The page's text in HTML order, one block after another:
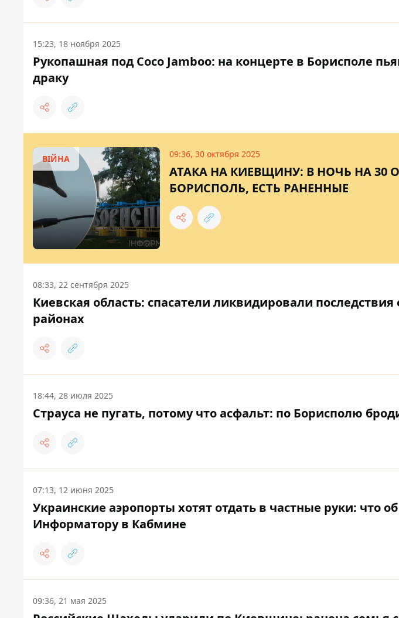
15:23, 18 ноября 2025
Рукопашная под Coco Jamboo: на концерте в Борисполе
драку
ВІЙНА 09:36, 30 октября 2025
АТАКА НА КИЕВЩИНУ: В НОЧЬ НА 30
БОРИСПОЛЬ, ЕСТЬ РАНЕННЫЕ
08:33, 22 сентября 2025
Киевская область: спасатели ликвидировали
районах
18:44, 28 июля 2025
Страуса не пугать, потому что асфальт: по Борисполю
07:13, 12 июня 2025
Украинские аэропорты хотят отдать в частные руки: что
Информатору в Кабмине
09:36, 21 мая 2025